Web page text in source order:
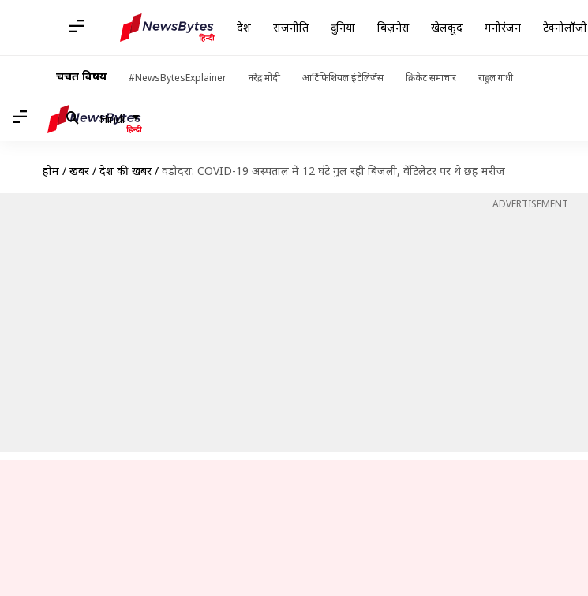
देश राजनीति दुनिया बिज़नेस खेलकूद मनोरंजन टेक्नोलॉजी
चर्चित विषय #NewsBytesExplainer नरेंद्र मोदी आर्टिफिशियल इंटेलिजेंस क्रिकेट समाचार राहुल गांधी
Hindi
होम / खबरें / देश की खबरें / वडोदरा: COVID-19 अस्पताल में 12 घंटे गुल रही बिजली, वेंटिलेटर पर थे छह मरीज
ADVERTISEMENT